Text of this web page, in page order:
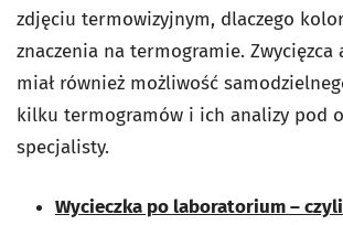
zdjęciu termowizyjnym, dlaczego
znaczenia na termogramie. Zwycięzca
miał również możliwość
kilku termogramów i ich analizy pod
specjalisty.
Wycieczka po laboratorium –